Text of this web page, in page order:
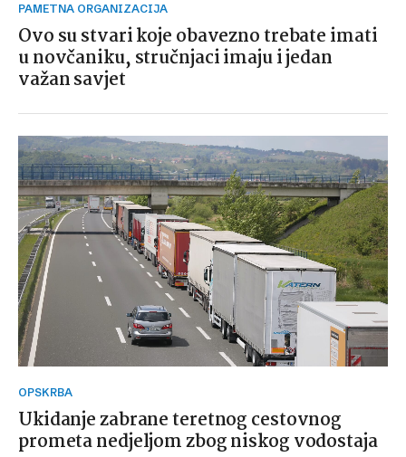
PAMETNA ORGANIZACIJA
Ovo su stvari koje obavezno trebate imati
u novčaniku, stručnjaci imaju i jedan
važan savjet
OPSKRBA
Ukidanje zabrane teretnog cestovnog
prometa nedjeljom zbog niskog vodostaja